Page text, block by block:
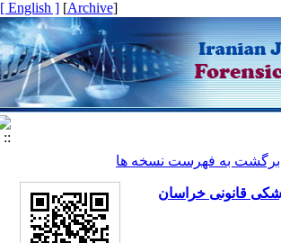
[
Archive
]
[ English ]
برگشت به فهرست نسخه ها
قانونی خراسان